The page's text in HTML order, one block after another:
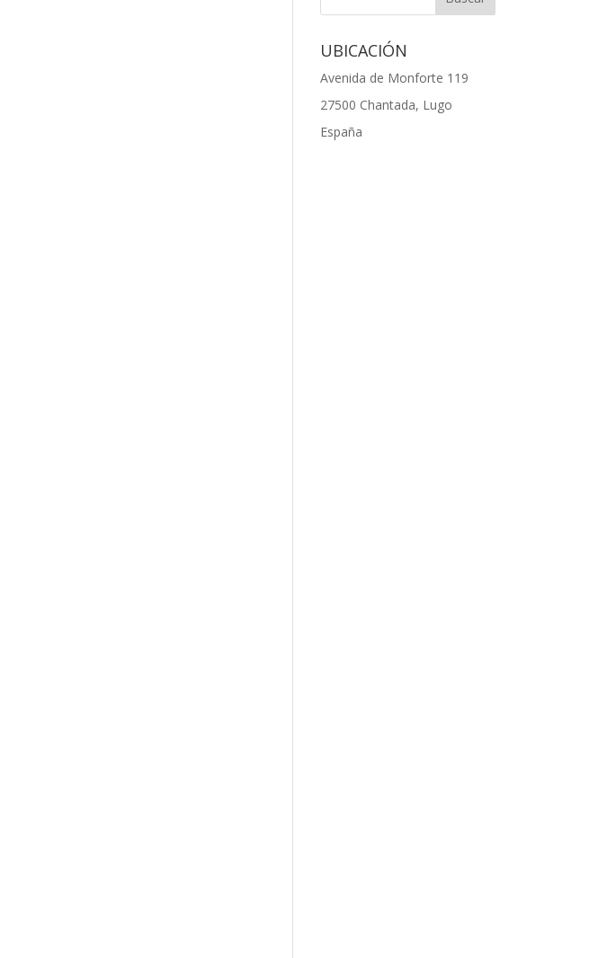
UBICACIÓN
Avenida de Monforte 119
27500 Chantada, Lugo
España